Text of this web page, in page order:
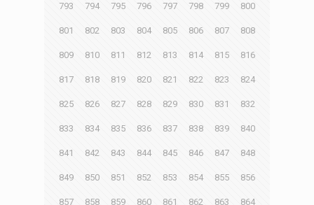
793 794 795 796 797 798 799 800
801 802 803 804 805 806 807 808
809 810 811 812 813 814 815 816
817 818 819 820 821 822 823 824
825 826 827 828 829 830 831 832
833 834 835 836 837 838 839 840
841 842 843 844 845 846 847 848
849 850 851 852 853 854 855 856
857 858 859 860 861 862 863 864